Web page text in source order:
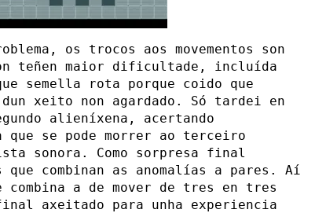
os trocos aos movementos son
teñen maior dificultade, incluída
semella rota porque coido que
xeito non agardado. Só tardei en
alieníxena, acertando
que se pode morrer ao terceiro
sonora. Como sorpresa final
combinan as anomalías a pares. Aí
combina a de mover de tres en tres
axeitado para unha experiencia